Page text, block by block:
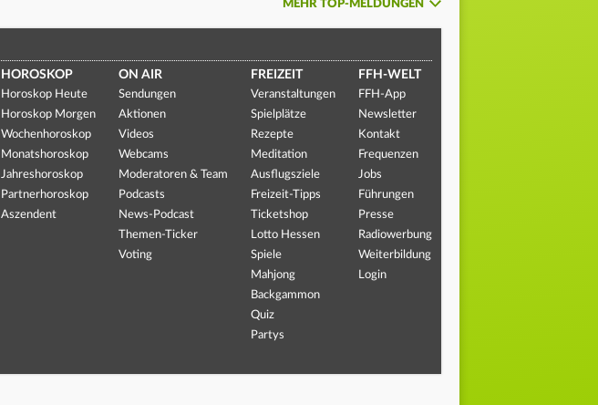
MEHR TOP-MELDUNGEN
HOROSKOP
Horoskop Heute
Horoskop Morgen
Wochenhoroskop
Monatshoroskop
Jahreshoroskop
Partnerhoroskop
Aszendent
ON AIR
Sendungen
Aktionen
Videos
Webcams
Moderatoren & Team
Podcasts
News-Podcast
Themen-Ticker
Voting
FREIZEIT
Veranstaltungen
Spielplätze
Rezepte
Meditation
Ausflugsziele
Freizeit-Tipps
Ticketshop
Lotto Hessen
Spiele
Mahjong
Backgammon
Quiz
Partys
FFH-WELT
FFH-App
Newsletter
Kontakt
Frequenzen
Jobs
Führungen
Presse
Radiowerbung
Weiterbildung
Login